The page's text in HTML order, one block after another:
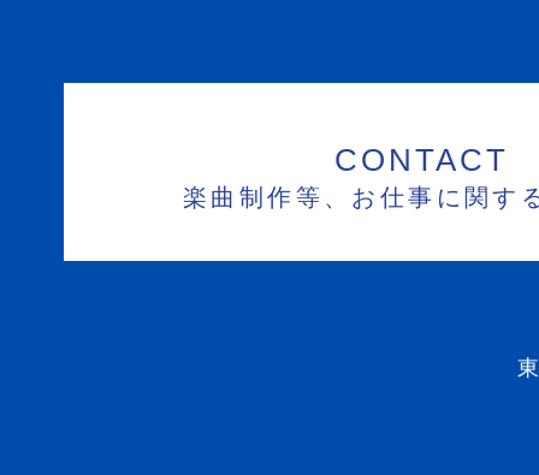
CONTACT
楽曲制作等、お仕事に関す